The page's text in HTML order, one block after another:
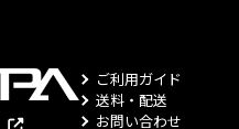
ご利用ガイド
送料・配送
お問い合わせ